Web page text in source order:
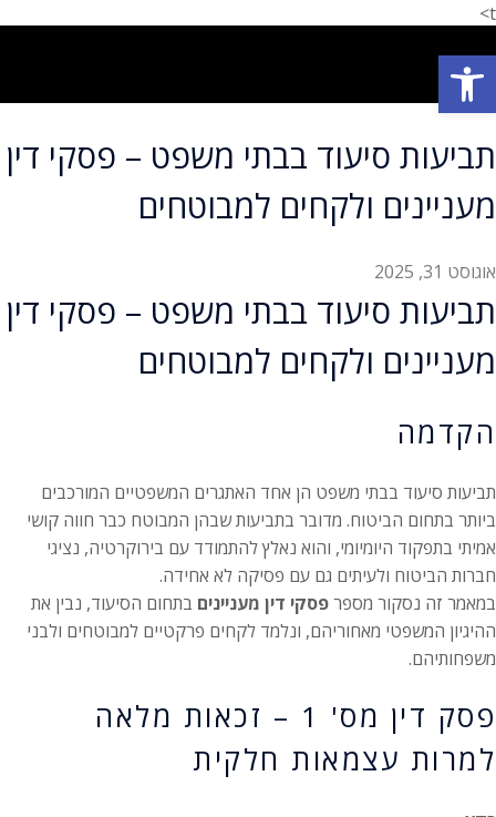
t>
תביעות סיעוד בבתי משפט – פסקי דין
מעניינים ולקחים למבוטחים
אוגוסט 31, 2025
תביעות סיעוד בבתי משפט – פסקי דין
מעניינים ולקחים למבוטחים
הקדמה
תביעות סיעוד בבתי משפט הן אחד האתגרים המשפטיים המורכבים
ביותר בתחום הביטוח. מדובר בתביעות שבהן המבוטח כבר חווה קושי
אמיתי בתפקוד היומיומי, והוא נאלץ להתמודד עם בירוקרטיה, נציגי
חברות הביטוח ולעיתים גם עם פסיקה לא אחידה.
במאמר זה נסקור מספרפסקי דין מעניינים בתחום הסיעוד, נבין את
ההיגיון המשפטי מאחוריהם, ונלמד לקחים פרקטיים למבוטחים ולבני
משפחותיהם.
פסק דין מס' 1 – זכאות מלאה
למרות עצמאות חלקית
פתח סרגל נגישות